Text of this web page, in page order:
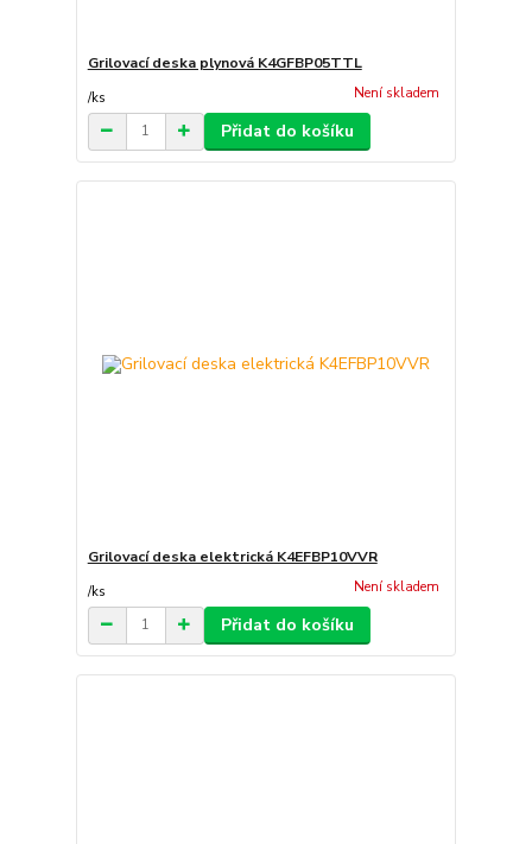
Grilovací deska plynová K4GFBP05TTL
/ks Není skladem
Přidat do košíku
Grilovací deska elektrická K4EFBP10VVR
/ks Není skladem
Přidat do košíku